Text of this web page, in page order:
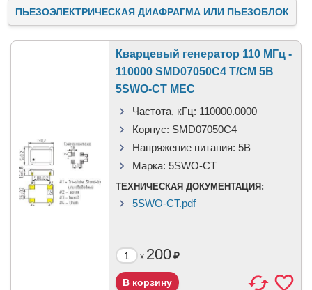
ПЬЕЗОЭЛЕКТРИЧЕСКАЯ ДИАФРАГМА ИЛИ ПЬЕЗОБЛОК
Кварцевый генератор 110 МГц -
110000 SMD07050C4 T/CM 5В
5SWO-CT MEC
Частота, кГц: 110000.0000
Корпус: SMD07050C4
Напряжение питания: 5В
Марка: 5SWO-CT
ТЕХНИЧЕСКАЯ ДОКУМЕНТАЦИЯ:
5SWO-CT.pdf
x 200₽